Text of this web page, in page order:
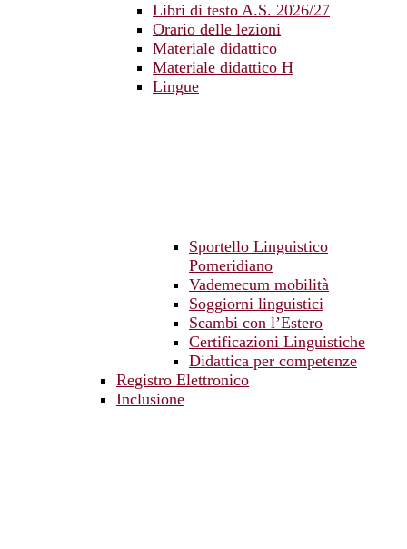
Libri di testo A.S. 2026/27
Orario delle lezioni
Materiale didattico
Materiale didattico H
Lingue
Sportello Linguistico
Pomeridiano
Vademecum mobilità
Soggiorni linguistici
Scambi con l’Estero
Certificazioni Linguistiche
Didattica per competenze
Registro Elettronico
Inclusione